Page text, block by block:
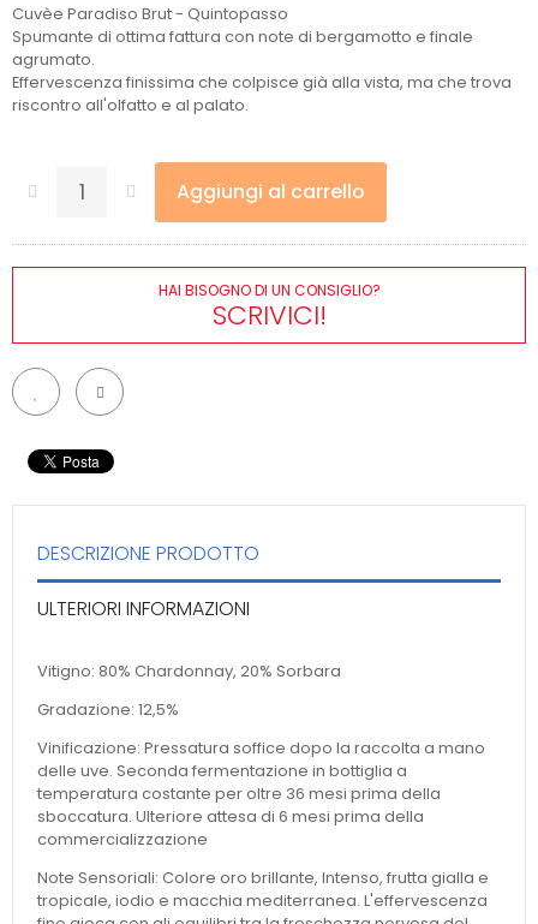
Cuvèe Paradiso Brut - Quintopasso
Spumante di ottima fattura con note di bergamotto e finale
agrumato.
Effervescenza finissima che colpisce già alla vista, ma che trova
riscontro all'olfatto e al palato.
Aggiungi al carrello
HAI BISOGNO DI UN CONSIGLIO?
SCRIVICI!
DESCRIZIONE PRODOTTO
ULTERIORI INFORMAZIONI
Vitigno: 80% Chardonnay, 20% Sorbara
Gradazione: 12,5%
Vinificazione: Pressatura soffice dopo la raccolta a mano
delle uve. Seconda fermentazione in bottiglia a
temperatura costante per oltre 36 mesi prima della
sboccatura. Ulteriore attesa di 6 mesi prima della
commercializzazione
Note Sensoriali: Colore oro brillante, Intenso, frutta gialla e
tropicale, iodio e macchia mediterranea. L'effervescenza